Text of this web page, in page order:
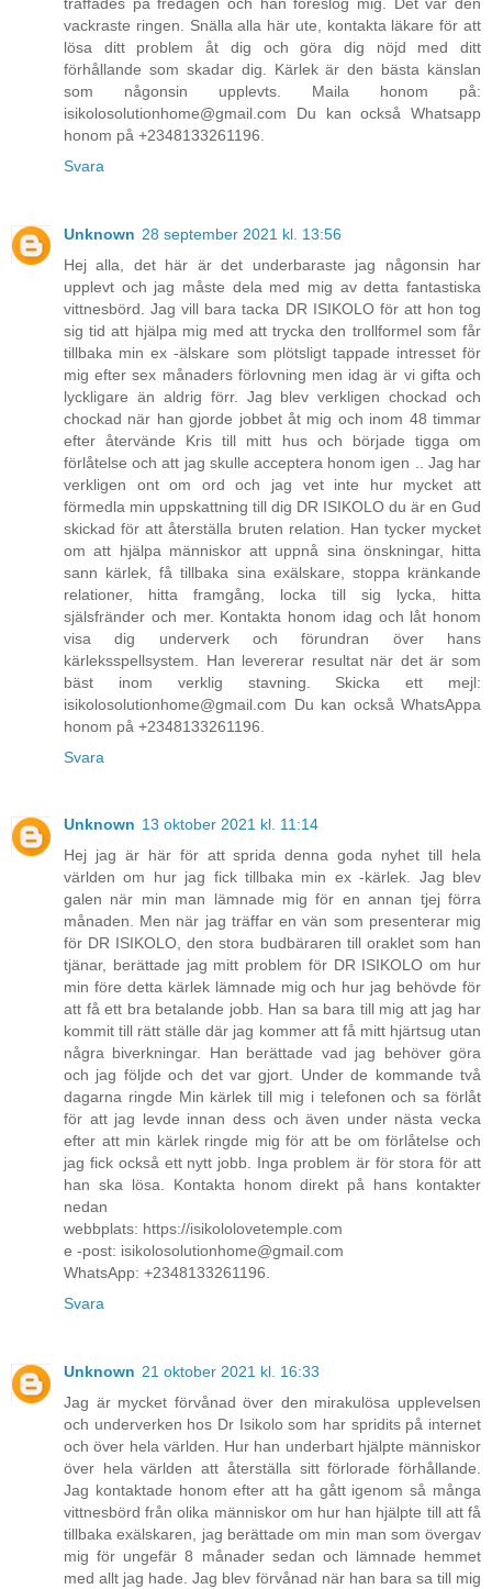
vackraste ringen. Snälla alla här ute, kontakta läkare för att
lösa ditt problem åt dig och göra dig nöjd med ditt
förhållande som skadar dig. Kärlek är den bästa känslan
som någonsin upplevts. Maila honom på:
isikolosolutionhome@gmail.com Du kan också Whatsapp
honom på +2348133261196.
Svara
Unknown 28 september 2021 kl. 13:56
Hej alla, det här är det underbaraste jag någonsin har
upplevt och jag måste dela med mig av detta fantastiska
vittnesbörd. Jag vill bara tacka DR ISIKOLO för att hon tog
sig tid att hjälpa mig med att trycka den trollformel som får
tillbaka min ex -älskare som plötsligt tappade intresset för
mig efter sex månaders förlovning men idag är vi gifta och
lyckligare än aldrig förr. Jag blev verkligen chockad och
chockad när han gjorde jobbet åt mig och inom 48 timmar
efter återvände Kris till mitt hus och började tigga om
förlåtelse och att jag skulle acceptera honom igen .. Jag har
verkligen ont om ord och jag vet inte hur mycket att
förmedla min uppskattning till dig DR ISIKOLO du är en Gud
skickad för att återställa bruten relation. Han tycker mycket
om att hjälpa människor att uppnå sina önskningar, hitta
sann kärlek, få tillbaka sina exälskare, stoppa kränkande
relationer, hitta framgång, locka till sig lycka, hitta
själsfränder och mer. Kontakta honom idag och låt honom
visa dig underverk och förundran över hans
kärleksspellsystem. Han levererar resultat när det är som
bäst inom verklig stavning. Skicka ett mejl:
isikolosolutionhome@gmail.com Du kan också WhatsAppa
honom på +2348133261196.
Svara
Unknown 13 oktober 2021 kl. 11:14
Hej jag är här för att sprida denna goda nyhet till hela
världen om hur jag fick tillbaka min ex -kärlek. Jag blev
galen när min man lämnade mig för en annan tjej förra
månaden. Men när jag träffar en vän som presenterar mig
för DR ISIKOLO, den stora budbäraren till oraklet som han
tjänar, berättade jag mitt problem för DR ISIKOLO om hur
min före detta kärlek lämnade mig och hur jag behövde för
att få ett bra betalande jobb. Han sa bara till mig att jag har
kommit till rätt ställe där jag kommer att få mitt hjärtsug utan
några biverkningar. Han berättade vad jag behöver göra
och jag följde och det var gjort. Under de kommande två
dagarna ringde Min kärlek till mig i telefonen och sa förlåt
för att jag levde innan dess och även under nästa vecka
efter att min kärlek ringde mig för att be om förlåtelse och
jag fick också ett nytt jobb. Inga problem är för stora för att
han ska lösa. Kontakta honom direkt på hans kontakter
nedan
webbplats: https://isikololovetemple.com
e -post: isikolosolutionhome@gmail.com
WhatsApp: +2348133261196.
Svara
Unknown 21 oktober 2021 kl. 16:33
Jag är mycket förvånad över den mirakulösa upplevelsen
och underverken hos Dr Isikolo som har spridits på internet
och över hela världen. Hur han underbart hjälpte människor
över hela världen att återställa sitt förlorade förhållande.
Jag kontaktade honom efter att ha gått igenom så många
vittnesbörd från olika människor om hur han hjälpte till att få
tillbaka exälskaren, jag berättade om min man som övergav
mig för ungefär 8 månader sedan och lämnade hemmet
med allt jag hade. Jag blev förvånad när han bara sa till mig